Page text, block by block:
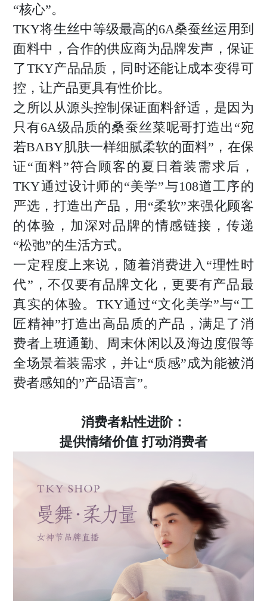
“核心”。
TKY将生丝中等级最高的6A桑蚕丝运用到
面料中，合作的供应商为品牌发声，保证
了TKY产品品质，同时还能让成本变得可
控，让产品更具有性价比。
之所以从源头控制保证面料舒适，是因为
只有6A级品质的桑蚕丝菜呢哥打造出“宛
若BABY肌肤一样细腻柔软的面料”，在保
证“面料”符合顾客的夏日着装需求后，
TKY通过设计师的“美学”与108道工序的
严选，打造出产品，用“柔软”来强化顾客
的体验，加深对品牌的情感链接，传递
“松弛”的生活方式。
一定程度上来说，随着消费进入“理性时
代”，不仅要有品牌文化，更要有产品最
真实的体验。TKY通过“文化美学”与“工
匠精神”打造出高品质的产品，满足了消
费者上班通勤、周末休闲以及海边度假等
全场景着装需求，并让“质感”成为能被消
费者感知的”产品语言”。
消费者粘性进阶：
提供情绪价值 打动消费者